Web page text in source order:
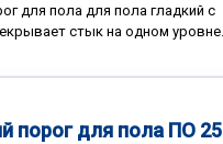
для пола для пола гладкий с
стык на одном уровне.
порог для пола ПО 25